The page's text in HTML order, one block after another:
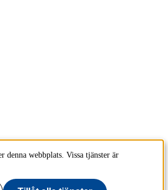
denna webbplats. Vissa tjänster är